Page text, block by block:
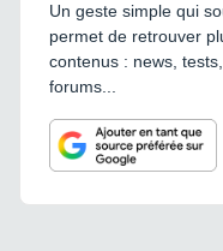
Un geste simple qui
permet de retrouver
contenus : news,
forums...